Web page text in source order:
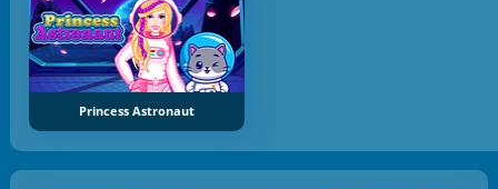
Princess Astronaut